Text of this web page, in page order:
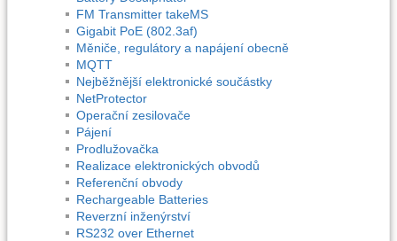
FM Transmitter takeMS
Gigabit PoE (802.3af)
Měniče, regulátory a napájení obecně
MQTT
Nejběžnější elektronické součástky
NetProtector
Operační zesilovače
Pájení
Prodlužovačka
Realizace elektronických obvodů
Referenční obvody
Rechargeable Batteries
Reverzní inženýrství
RS232 over Ethernet